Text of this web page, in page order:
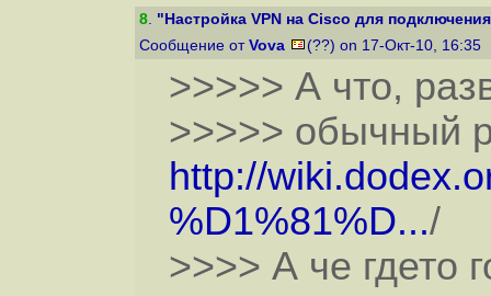
8. "Настройка VPN на Cisco для
Сообщение от Vova (??) on 17-Окт-10, 16:35
>>>>> А что,
>>>>> обычный
http://
%D1%81%D.../
>>>> А че гдето